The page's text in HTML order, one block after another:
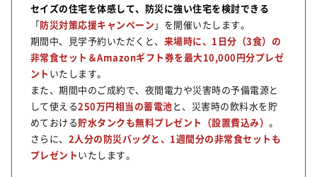
セイズの住宅を体感して、防災に強い住宅を検討できる
「防災対策応援キャンペーン 」を開催いたします。
期間中、
見学予約いただくと、 来場時に、1日分（3食）の
非常食セット＆Amazonギフト券を最大10,000円分プレゼ
ント いたします。
また、期間中のご成約で、夜間電力や災害時の予備電源と
して使える250万円相当の蓄電池と、災害時の飲料水を貯
めておける貯水タンクも無料プレゼント（設置費込み）。
さらに、 2人分の防災バッグと、1週間分の非常食セットも
プレゼントいたします。